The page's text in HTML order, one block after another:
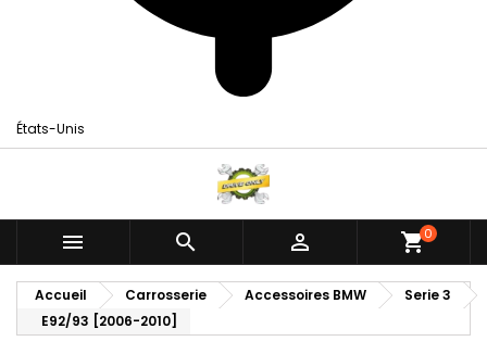
États-Unis
   shopping_cart0
Accueil Carrosserie Accessoires BMW
Serie 3
E92/93 [2006-2010]